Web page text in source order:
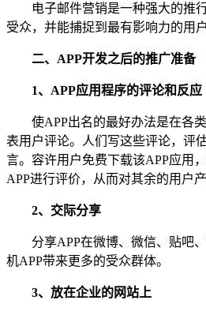
电子邮件营销是一种强大的推
受众，并能捕捉到最有影响力的用户
二、APP开发之后的推广准备
1、APP应用程序的评论和反应
使APP出名的最好办法是在各
表用户评论。人们写这些评论，评
言。容许用户免费下载该APP应用
APP进行评价，从而对其余的用户产
2、交际分享
分享APP在微博、微信、贴吧
机APP带来更多的受众群体。
3、放在企业的网站上